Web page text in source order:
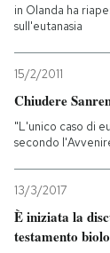
in Olanda ha
sull'eutanasia
15/2/2011
Chiudere
"L'unico caso di
secondo
13/3/2017
È iniziata la
testamento